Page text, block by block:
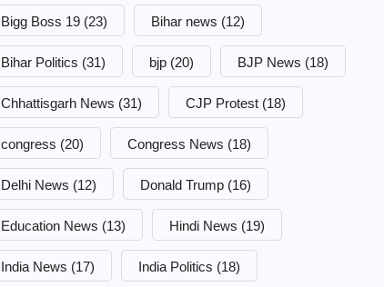
Bigg Boss 19 (23) Bihar news (12)
Bihar Politics (31) bjp (20) BJP News (18)
Chhattisgarh News (31) CJP Protest (18)
congress (20) Congress News (18)
Delhi News (12) Donald Trump (16)
Education News (13) Hindi News (19)
India News (17) India Politics (18)